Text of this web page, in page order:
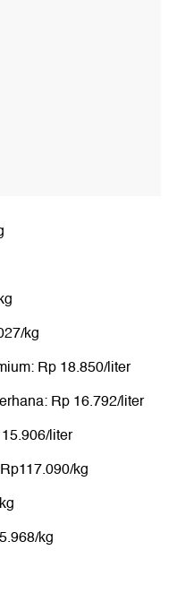
kg
Rp 18.850/liter
Rp 16.792/liter
liter
kg
kg